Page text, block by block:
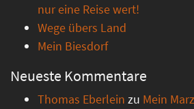
nur eine Reise wert!
Wege übers Land
Mein Biesdorf
Neueste Kommentare
Thomas Eberlein zu Mein